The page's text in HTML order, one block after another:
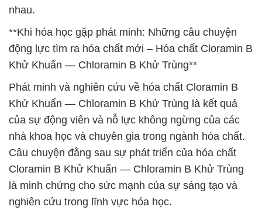
nhau.
**Khi hóa học gặp phát minh: Những câu chuyện
động lực tìm ra hóa chất mới – Hóa chất Cloramin B
Khử Khuẩn — Chloramin B Khử Trùng**
Phát minh và nghiên cứu về hóa chất Cloramin B
Khử Khuẩn — Chloramin B Khử Trùng là kết quả
của sự động viên và nỗ lực không ngừng của các
nhà khoa học và chuyên gia trong ngành hóa chất.
Câu chuyện đằng sau sự phát triển của hóa chất
Cloramin B Khử Khuẩn — Chloramin B Khử Trùng
là minh chứng cho sức mạnh của sự sáng tạo và
nghiên cứu trong lĩnh vực hóa học.